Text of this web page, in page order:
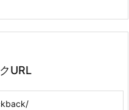
URL